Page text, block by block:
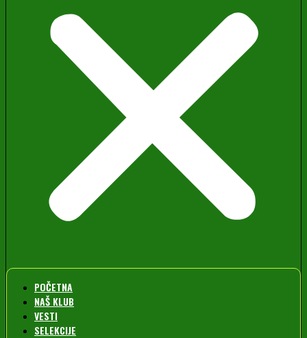
POČETNA
NAŠ KLUB
VESTI
SELEKCIJE